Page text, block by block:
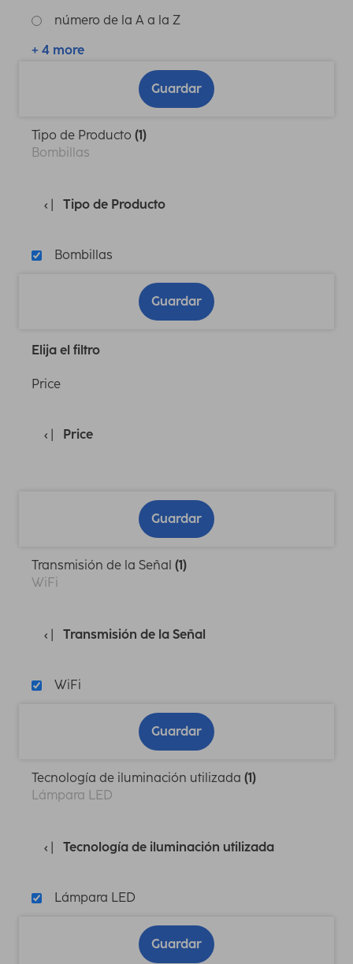
número de la A a la Z
+ 4 more
Guardar
Tipo de Producto (1)
Bombillas
Tipo de Producto
Bombillas
Guardar
Elija el filtro
Price
Price
Guardar
Transmisión de la Señal (1)
WiFi
Transmisión de la Señal
WiFi
Guardar
Tecnología de iluminación utilizada (1)
Lámpara LED
Tecnología de iluminación utilizada
Lámpara LED
Guardar